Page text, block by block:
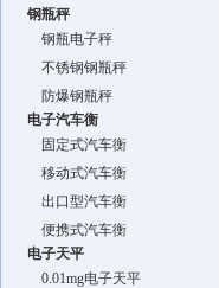
钢瓶秤
钢瓶电子秤
不锈钢钢瓶秤
防爆钢瓶秤
电子汽车衡
固定式汽车衡
移动式汽车衡
出口型汽车衡
便携式汽车衡
电子天平
0.01mg电子天平